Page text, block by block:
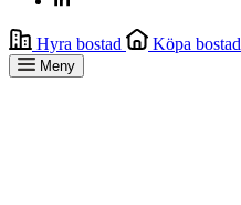
Hyra bostad Köpa bostad
Meny